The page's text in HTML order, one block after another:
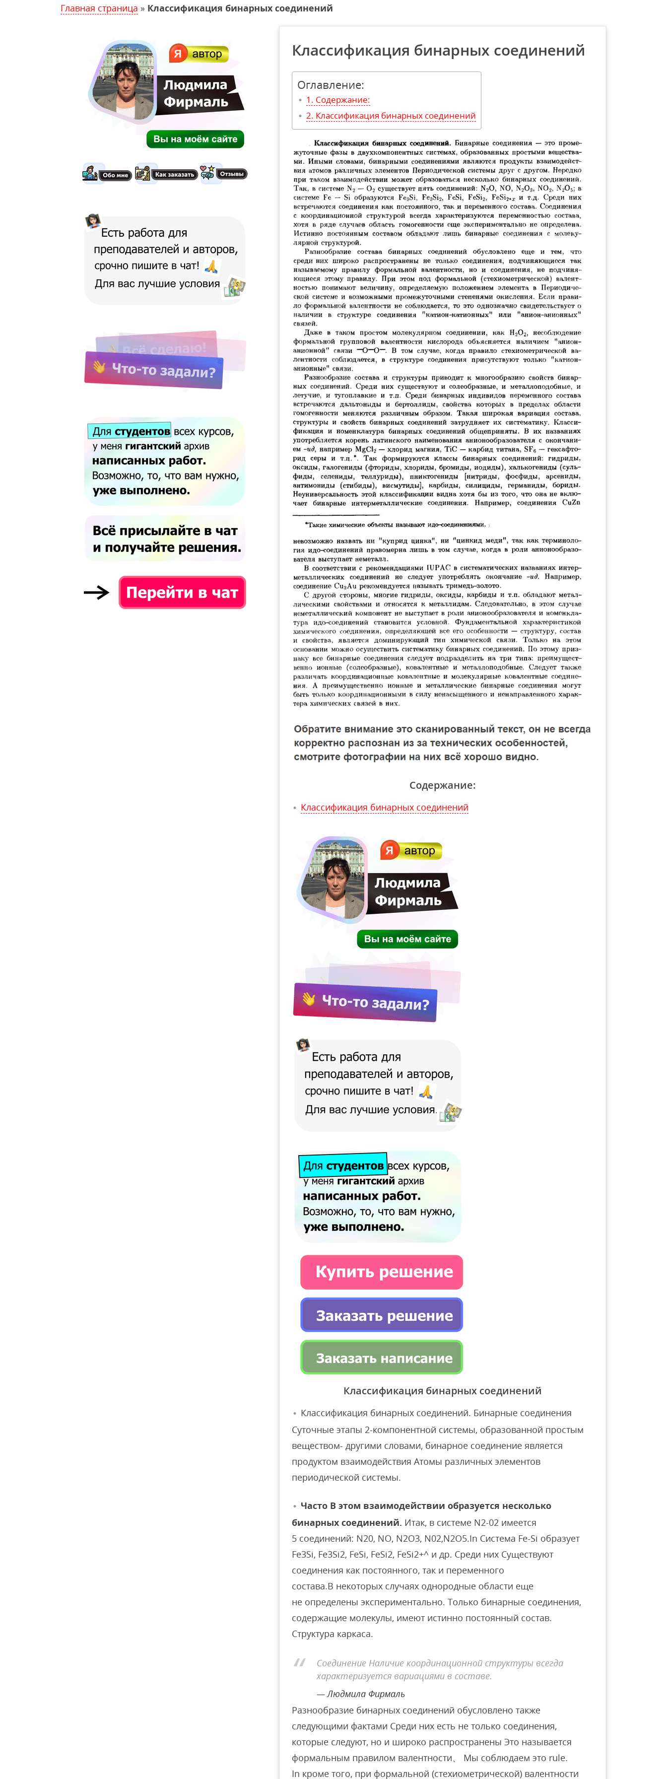
Главная страница » Классификация бинарных соединений
Классификация бинарных соединений
Оглавление:
Содержание:
Классификация бинарных соединений
Содержание:
Классификация бинарных соединений
Классификация бинарных соединений
Классификация бинарных соединений. Бинарные соединения
Суточные этапы 2-компонентной системы, образованной простым
веществом- другими словами, бинарное соединение является
продуктом взаимодействия Атомы различных элементов
периодической системы.
Часто В этом взаимодействии образуется несколько
бинарных соединений. Итак, в системе N2-02 имеется
5 соединений: N20, NO, N2O3, N02,N2O5.In Система Fe-Si образует
Fe3Si, Fe3Si2, FeSi, FeSi2, FeSi2+^ и др. Среди них Существуют
соединения как постоянного, так и переменного
состава.В некоторых случаях однородные области еще
не определены экспериментально. Только бинарные соединения,
содержащие молекулы, имеют истинно постоянный состав.
Структура каркаса.
Соединение Наличие координационной структуры всегда
характеризуется вариациями в составе.
Людмила Фирмаль
Разнообразие бинарных соединений обусловлено также
следующими фактами Среди них есть не только соединения,
которые следуют, но и широко распространены Это называется
формальным правилом валентности、 Мы соблюдаем это rule.
In кроме того, при формальной (стехиометрической) валентности